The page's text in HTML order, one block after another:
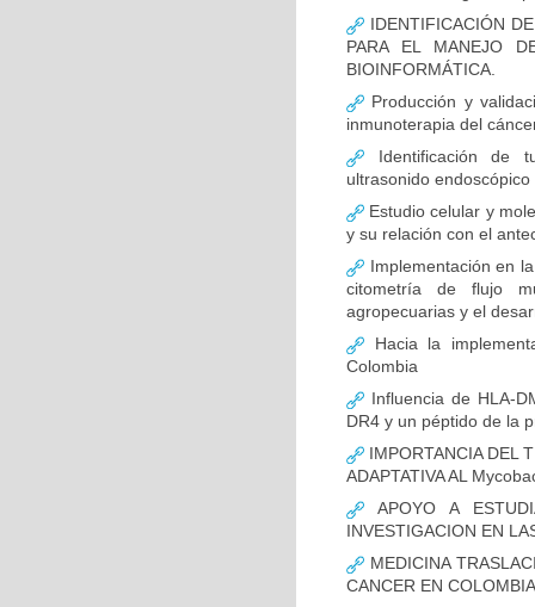
IDENTIFICACIÓN
PARA EL MANEJO
BIOINFORMÁTICA.
Producción y
inmunoterapia del
Identificación de
ultrasonido endoscópico
Estudio celular y
y su relación con el
Implementación en
citometría de flujo
agropecuarias y el
Hacia la
Colombia
Influencia de HLA-
DR4 y un péptido de la
IMPORTANCIA DEL
ADAPTATIVA AL
APOYO A
INVESTIGACION EN
MEDICINA
CANCER EN COLOMBIA